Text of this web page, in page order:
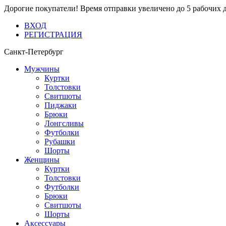
Дорогие покупатели! Время отправки увеличено до 5 рабочих
ВХОД
РЕГИСТРАЦИЯ
Санкт-Петербург
Мужчины
Куртки
Толстовки
Свитшоты
Пиджаки
Брюки
Лонгсливы
Футболки
Рубашки
Шорты
Женщины
Куртки
Толстовки
Футболки
Брюки
Свитшоты
Шорты
Аксессуары